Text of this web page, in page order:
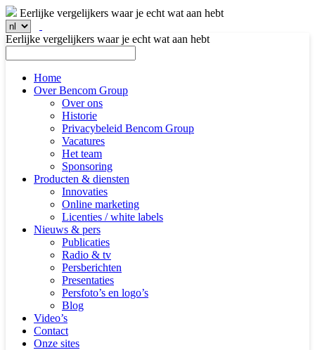
Eerlijke vergelijkers waar je echt wat aan hebt
Eerlijke vergelijkers waar je echt wat aan hebt
Home
Over Bencom Group
Over ons
Historie
Privacybeleid Bencom Group
Vacatures
Het team
Sponsoring
Producten & diensten
Innovaties
Online marketing
Licenties / white labels
Nieuws & pers
Publicaties
Radio & tv
Persberichten
Presentaties
Persfoto’s en logo’s
Blog
Video’s
Contact
Onze sites